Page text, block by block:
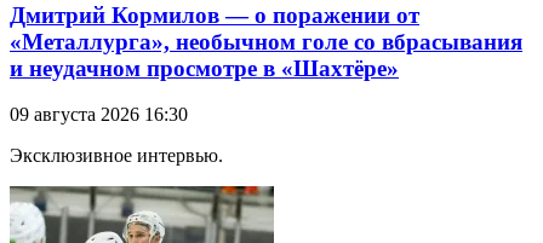
Дмитрий Кормилов — о поражении от
«Металлурга», необычном голе со вбрасывания
и неудачном просмотре в «Шахтёре»
09 августа 2026 16:30
Эксклюзивное интервью.